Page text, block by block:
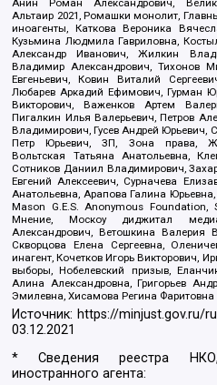
Анин Роман Александрович,
Альтаир 2021, Ромашки монолит,
иноагенты, Каткова Вероника
Кузьмина Людмила Гавриловна,
Александр Иванович, Жилкин
Владимир Александрович, Тихонов
Евгеньевич, Ковин Виталий
Любарев Аркадий Ефимович, Гурман
Викторович, Важенков Артем
Пигалкин Илья Валерьевич, Петров
Владимирович, Гусев Андрей Юрьевич,
Петр Юрьевич, ЗП, Зона права,
Вольтская Татьяна Анатольевна,
Сотников Даниил Владимирович,
Евгений Алексеевич, Сурначева
Анатольевна, Арапова Галина
Mason G.E.S. Anonymous
Мнение, Москоу диджитал
Александрович, Ветошкина Валерия
Скворцова Елена Сергеевна,
инагент, Кочетков Игорь Викторович,
выборы, Нобелевский призыв,
Алина Александровна, Григорьев
Эмилевна, Хисамова Регина Фаритовна
Источник: https://minjust.gov.ru/
03.12.2021
* Сведения реестра
иностранного агента: